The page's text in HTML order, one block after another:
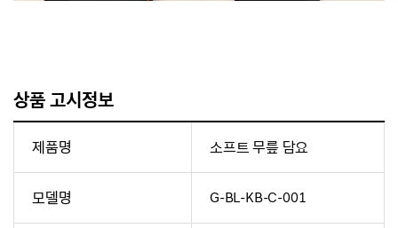
상품 고시정보
제품명 소프트 무릎 담요
모델명 G-BL-KB-C-001